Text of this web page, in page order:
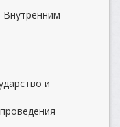
Внутренним
и